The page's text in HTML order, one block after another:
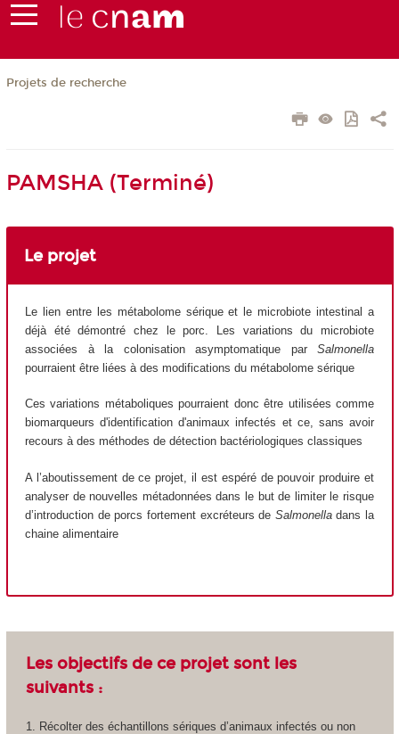
Projets de recherche
PAMSHA (Terminé)
Le projet
Le lien entre les métabolome sérique et le microbiote intestinal a
déjà été démontré chez le porc. Les variations du microbiote
associées à la colonisation asymptomatique par Salmonella
pourraient être liées à des modifications du métabolome sérique
Ces variations métaboliques pourraient donc être utilisées comme
biomarqueurs d'identification d'animaux infectés et ce, sans avoir
recours à des méthodes de détection bactériologiques classiques
A l’aboutissement de ce projet, il est espéré de pouvoir produire et
analyser de nouvelles métadonnées dans le but de limiter le risque
d’introduction de porcs fortement excréteurs de Salmonelladans la
chaine alimentaire
Les objectifs de ce projet sont les
suivants :
1. Récolter des échantillons sériques d’animaux infectés ou non